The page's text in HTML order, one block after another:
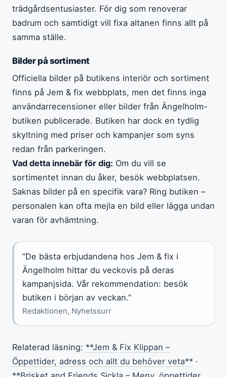
trädgårdsentusiaster. För dig som renoverar
badrum och samtidigt vill fixa altanen finns allt på
samma ställe.
Bilder på sortiment
Officiella bilder på butikens interiör och sortiment
finns på Jem & fix webbplats, men det finns inga
användarrecensioner eller bilder från Ängelholm-
butiken publicerade. Butiken har dock en tydlig
skyltning med priser och kampanjer som syns
redan från parkeringen.
Vad detta innebär för dig: Om du vill se
sortimentet innan du åker, besök webbplatsen.
Saknas bilder på en specifik vara? Ring butiken –
personalen kan ofta mejla en bild eller lägga undan
varan för avhämtning.
”De bästa erbjudandena hos Jem & fix i
Ängelholm hittar du veckovis på deras
kampanjsida. Vår rekommendation: besök
butiken i början av veckan.”
Redaktionen, Nyhetssurr
Relaterad läsning: **Jem & Fix Klippan –
Öppettider, adress och allt du behöver veta** ·